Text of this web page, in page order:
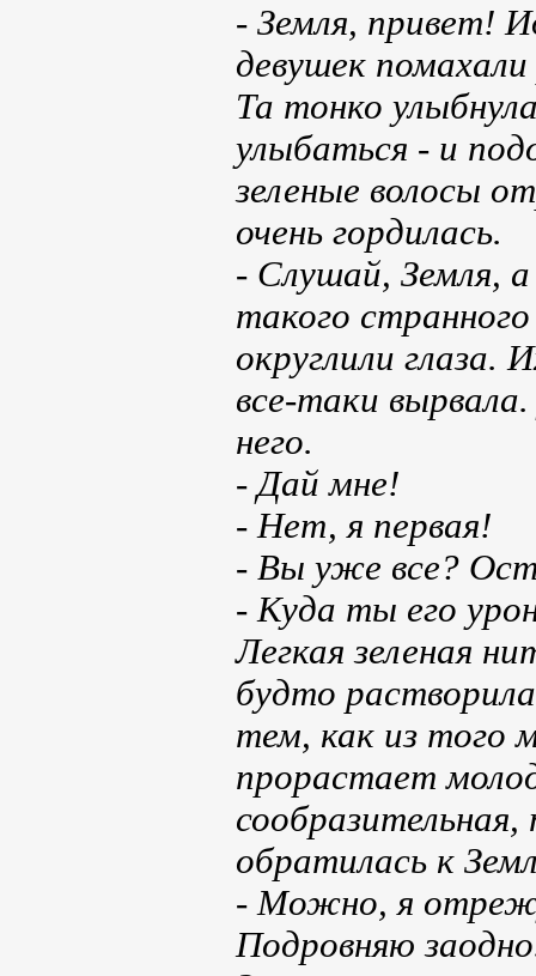
- Земля, привет!
девушек
Та тонко
улыбаться - и
зеленые волосы
очень гордилась.
- Слушай, Земля,
такого
округлили глаза.
все-таки
него.
- Дай мне!
- Нет, я первая!
- Вы уже все?
- Куда ты его
Легкая зеленая
будто
тем, как из того
прорастает
обратилась к
- Можно, я
Подровняю